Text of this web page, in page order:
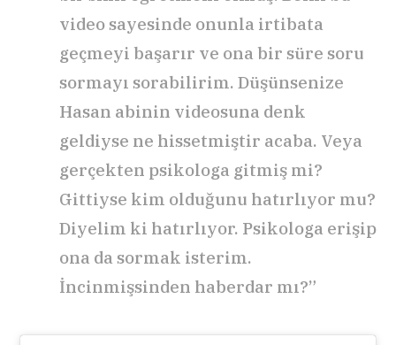
video sayesinde onunla irtibata
geçmeyi başarır ve ona bir süre soru
sormayı sorabilirim. Düşünsenize
Hasan abinin videosuna denk
geldiyse ne hissetmiştir acaba. Veya
gerçekten psikologa gitmiş mi?
Gittiyse kim olduğunu hatırlıyor mu?
Diyelim ki hatırlıyor. Psikologa erişip
ona da sormak isterim.
İncinmişsinden haberdar mı?”